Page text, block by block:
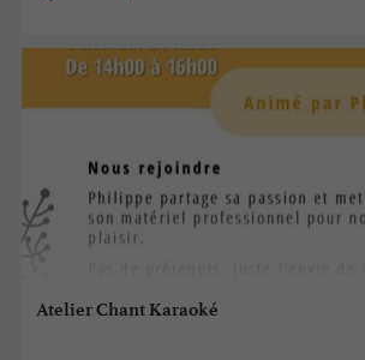
Atelier Chant Karaoké